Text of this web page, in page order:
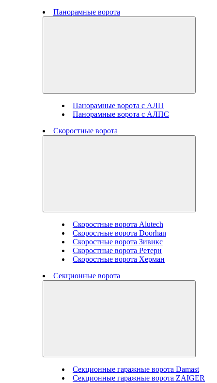
Панорамные ворота
Панорамные ворота с АЛП
Панорамные ворота с АЛПС
Скоростные ворота
Скоростные ворота Alutech
Скоростные ворота Doorhan
Скоростные ворота Зивикс
Скоростные ворота Ретерн
Скоростные ворота Херман
Секционные ворота
Секционные гаражные ворота Damast
Секционные гаражные ворота ZAIGER